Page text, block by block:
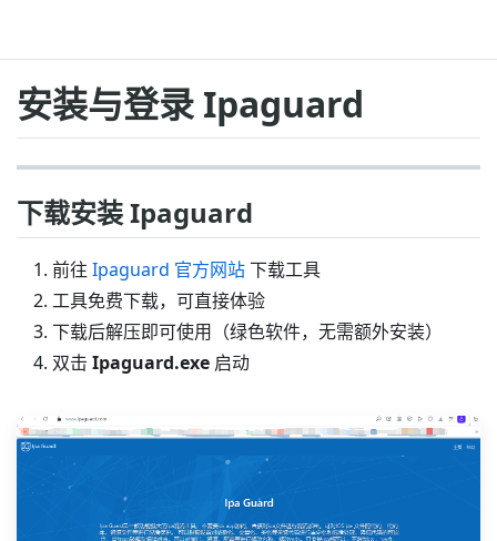
安装与登录 Ipaguard
下载安装 Ipaguard
前往 Ipaguard 官方网站下载工具
工具免费下载，可直接体验
下载后解压即可使用（绿色软件，无需额外安装）
双击 Ipaguard.exe 启动